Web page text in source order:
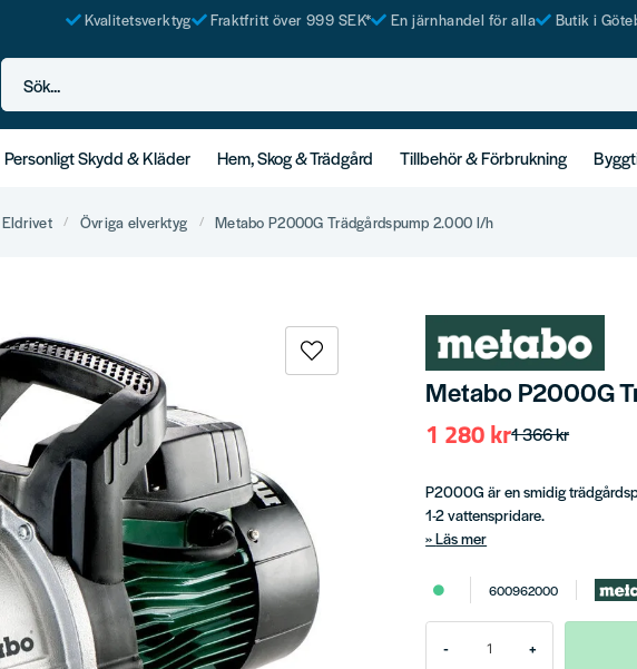
Kvalitetsverktyg Fraktfritt över 999 SEK* En järnhandel för alla Butik i
Sök...
Personligt Skydd & Kläder Hem, Skog & Trädgård Tillbehör & Förbrukning
Eldrivet Övriga elverktyg Metabo P2000G Trädgårdspump 2.000 l/h
Metabo P2000G
1 366 kr
1 280 kr
P2000G är en smidig
1-2 vattenspridare.
Läs mer
600962000
- +